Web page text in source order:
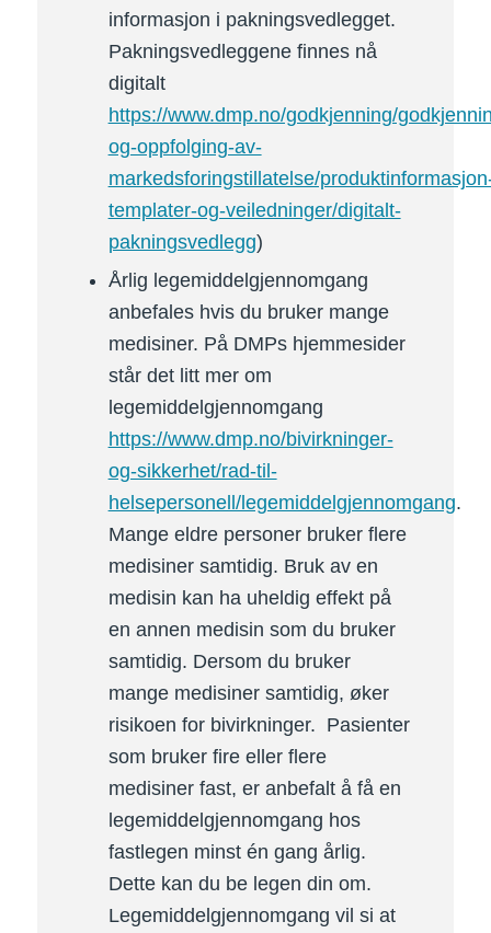
informasjon i pakningsvedlegget.
Pakningsvedleggene finnes nå
digitalt
https://www.dmp.no/godkjenning/
og-oppfolging-av-
markedsforingstillatelse/
templater-og-veiledninger/digitalt-
pakningsvedlegg)
Årlig legemiddelgjennomgang
anbefales hvis du bruker mange
medisiner. På DMPs hjemmesider
står det litt mer om
legemiddelgjennomgang
https://www.dmp.no/bivirkninger-
og-sikkerhet/rad-til-
helsepersonell/legemiddelgjennomgang.
Mange eldre personer bruker flere
medisiner samtidig. Bruk av en
medisin kan ha uheldig effekt på
en annen medisin som du bruker
samtidig. Dersom du bruker
mange medisiner samtidig, øker
risikoen for bivirkninger. Pasienter
som bruker fire eller flere
medisiner fast, er anbefalt å få en
legemiddelgjennomgang hos
fastlegen minst én gang årlig.
Dette kan du be legen din om.
Legemiddelgjennomgang vil si at